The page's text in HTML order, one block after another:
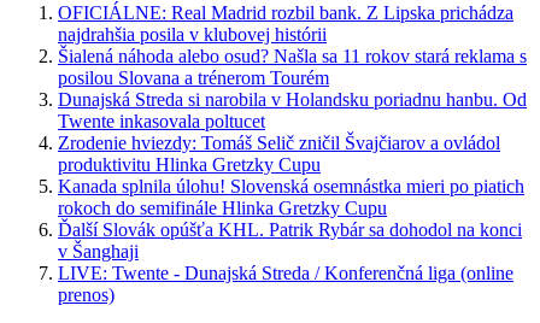
OFICIÁLNE: Real Madrid rozbil bank. Z Lipska prichádza
najdrahšia posila v klubovej histórii
Šialená náhoda alebo osud? Našla sa 11 rokov stará reklama s
posilou Slovana a trénerom Tourém
Dunajská Streda si narobila v Holandsku poriadnu hanbu. Od
Twente inkasovala poltucet
Zrodenie hviezdy: Tomáš Selič zničil Švajčiarov a ovládol
produktivitu Hlinka Gretzky Cupu
Kanada splnila úlohu! Slovenská osemnástka mieri po piatich
rokoch do semifinále Hlinka Gretzky Cupu
Ďalší Slovák opúšťa KHL. Patrik Rybár sa dohodol na konci
v Šanghaji
LIVE: Twente - Dunajská Streda / Konferenčná liga (online
prenos)